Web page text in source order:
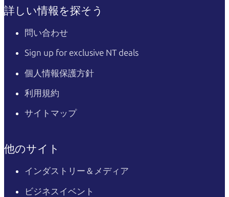
詳しい情報を探そう
問い合わせ
Sign up for exclusive NT deals
個人情報保護方針
利用規約
サイトマップ
他のサイト
インダストリー＆メディア
ビジネスイベント